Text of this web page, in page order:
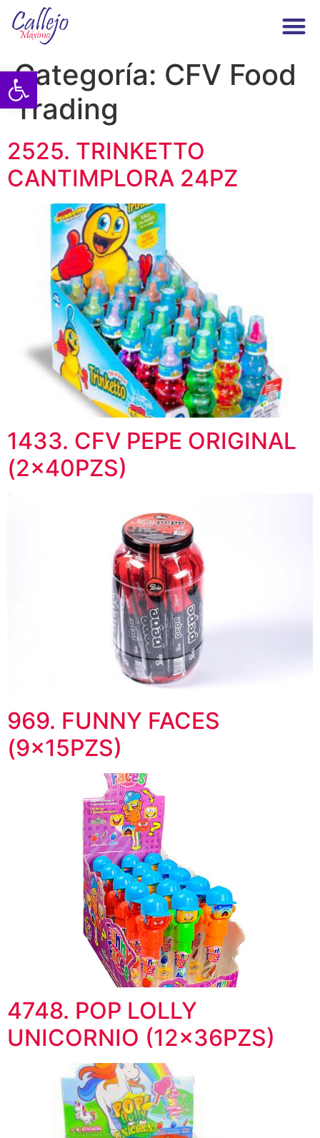
Abrir barra de herramientas
Categoría: CFV Food
Trading
2525. TRINKETTO
CANTIMPLORA 24PZ
1433. CFV PEPE ORIGINAL
(2x40PZS)
969. FUNNY FACES
(9x15PZS)
4748. POP LOLLY
UNICORNIO (12x36PZS)